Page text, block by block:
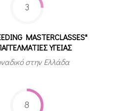
3
MASTERCLASSES"
ΥΓΕΙΑΣ
στην Ελλάδα
8